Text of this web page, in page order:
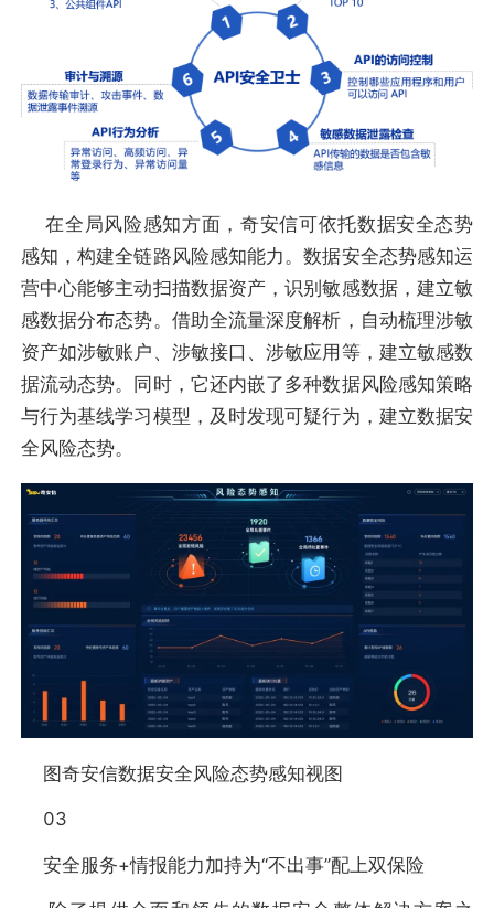
在全局风险感知方面，奇安信可依托数据安全态势
感知，构建全链路风险感知能力。数据安全态势感知运
营中心能够主动扫描数据资产，识别敏感数据，建立敏
感数据分布态势。借助全流量深度解析，自动梳理涉敏
资产如涉敏账户、涉敏接口、涉敏应用等，建立敏感数
据流动态势。同时，它还内嵌了多种数据风险感知策略
与行为基线学习模型，及时发现可疑行为，建立数据安
全风险态势。
图奇安信数据安全风险态势感知视图
03
安全服务+情报能力加持为“不出事”配上双保险